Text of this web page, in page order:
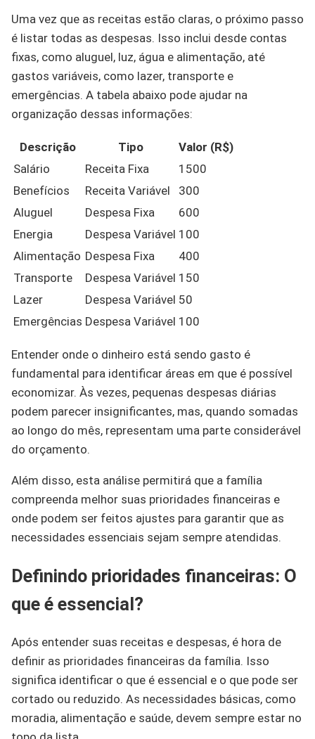
Uma vez que as receitas estão claras, o próximo passo
é listar todas as despesas. Isso inclui desde contas
fixas, como aluguel, luz, água e alimentação, até
gastos variáveis, como lazer, transporte e
emergências. A tabela abaixo pode ajudar na
organização dessas informações:
Descrição Tipo
Valor (R$)
Salário
Receita Fixa
1500
Benefícios
Receita Variável
300
Aluguel
Despesa Fixa
600
Energia
Despesa Variável 100
Alimentação Despesa Fixa
400
Transporte
Despesa Variável 150
Lazer
Despesa Variável 50
Emergências Despesa Variável 100
Entender onde o dinheiro está sendo gasto é
fundamental para identificar áreas em que é possível
economizar. Às vezes, pequenas despesas diárias
podem parecer insignificantes, mas, quando somadas
ao longo do mês, representam uma parte considerável
do orçamento.
Além disso, esta análise permitirá que a família
compreenda melhor suas prioridades financeiras e
onde podem ser feitos ajustes para garantir que as
necessidades essenciais sejam sempre atendidas.
Definindo prioridades financeiras: O
que é essencial?
Após entender suas receitas e despesas, é hora de
definir as prioridades financeiras da família. Isso
significa identificar o que é essencial e o que pode ser
cortado ou reduzido. As necessidades básicas, como
moradia, alimentação e saúde, devem sempre estar no